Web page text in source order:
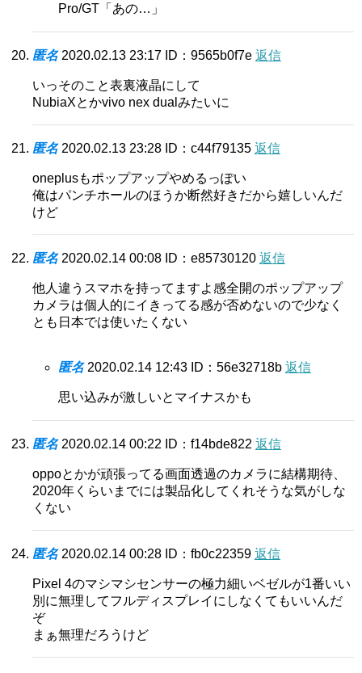
Pro/GT「あの…」
匿名 2020.02.13 23:17 ID：9565b0f7e 返信
いっそのこと表裏液晶にして
NubiaXとかvivo nex dualみたいに
匿名 2020.02.13 23:28 ID：c44f79135 返信
oneplusもポップアップやめるっぽい
俺はパンチホールのほうか断然好きだから嬉しいんだ
けど
匿名 2020.02.14 00:08 ID：e85730120 返信
他人違うスマホを持ってますよ感全開のポップアップ
カメラは個人的にイきってる感が否めないので少なく
とも日本では使いたくない
匿名 2020.02.14 12:43 ID：56e32718b 返信
思い込みが激しいとマイナスかも
匿名 2020.02.14 00:22 ID：f14bde822 返信
oppoとかが頑張ってる画面透過のカメラに結構期待、
2020年くらいまでには製品化してくれそうな気がしな
くない
匿名 2020.02.14 00:28 ID：fb0c22359 返信
Pixel 4のマシマシセンサーの極力細いベゼルが1番いい
別に無理してフルディスプレイにしなくてもいいんだ
ぞ
まぁ無理だろうけど